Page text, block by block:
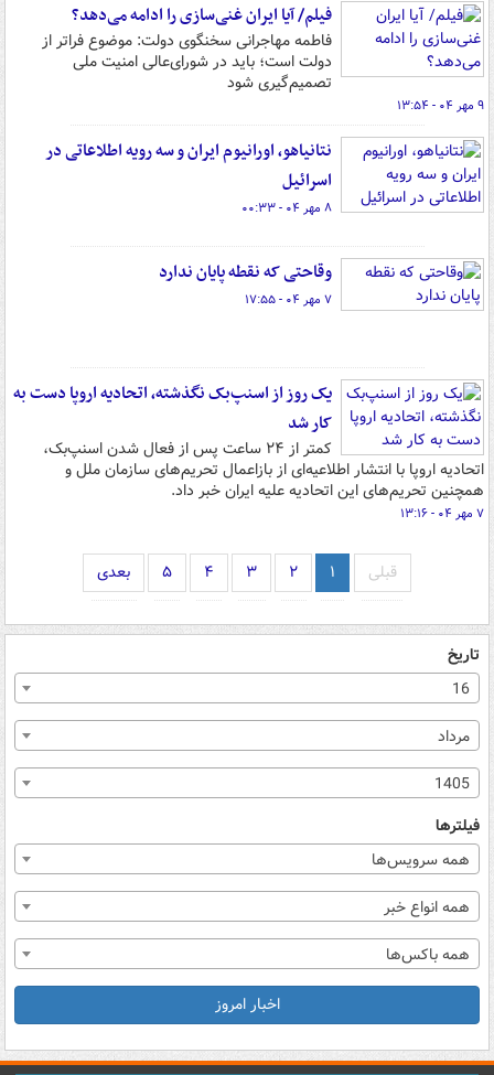
فیلم/ آیا ایران غنی‌سازی را ادامه می‌دهد؟
فاطمه مهاجرانی سخنگوی دولت: موضوع فراتر از
دولت است؛ باید در شورای‌عالی امنیت ملی
تصمیم‌گیری شود
۹ مهر ۰۴ - ۱۳:۵۴
نتانیاهو، اورانیوم ایران و سه رویه اطلاعاتی در
اسرائیل
۸ مهر ۰۴ - ۰۰:۳۳
وقاحتی که نقطه پایان ندارد
۷ مهر ۰۴ - ۱۷:۵۵
یک روز از اسنپ‌بک نگذشته، اتحادیه اروپا دست به
کار شد
کمتر از ۲۴ ساعت پس از فعال شدن اسنپ‌بک،
اتحادیه اروپا با انتشار اطلاعیه‌ای از بازاعمال تحریم‌های سازمان ملل و
همچنین تحریم‌های این اتحادیه علیه ایران خبر داد.
۷ مهر ۰۴ - ۱۳:۱۶
قبلی ۱ ۲ ۳ ۴ ۵ بعدی
تاریخ
16
مرداد
1405
فیلترها
همه سرویس‌ها
همه انواع خبر
همه باکس‌ها
اخبار امروز